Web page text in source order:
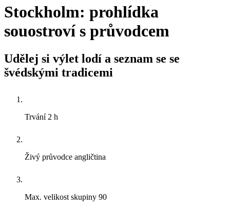
Stockholm: prohlídka
souostroví s průvodcem
Udělej si výlet lodí a seznam se se
švédskými tradicemi
Trvání 2 h
Živý průvodce angličtina
Max. velikost skupiny 90